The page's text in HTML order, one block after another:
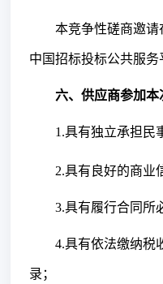
本竞争性磋商邀请
中国招标投标公共服务
六、供应商参加
1.具有独立承担民
2.具有良好的商业
3.具有履行合同所
4.具有依法缴纳税
录；